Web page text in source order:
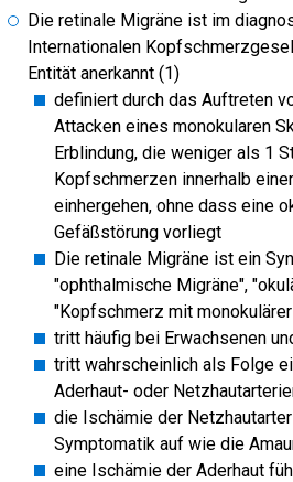
Die retinale Migräne ist im
Internationalen
Entität anerkannt (1)
definiert durch das Auftreten
Attacken eines monokularen
Erblindung, die weniger als 1
Kopfschmerzen innerhalb
einhergehen, ohne dass eine
Gefäßstörung vorliegt
Die retinale Migräne ist ein
"ophthalmische Migräne",
"Kopfschmerz mit
tritt häufig bei Erwachsenen
tritt wahrscheinlich als Folge
Aderhaut- oder
die Ischämie der
Symptomatik auf wie die
eine Ischämie der Aderhaut